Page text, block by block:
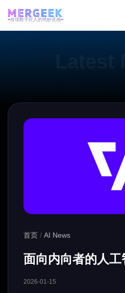
发现数字匠人的绝妙灵感
首页 / AI News
面向内向者的人工
2026-01-15